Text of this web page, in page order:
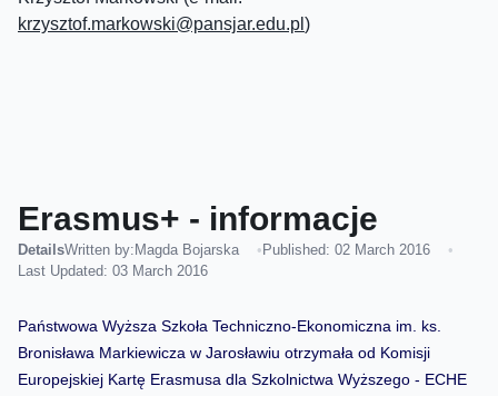
krzysztof.markowski@pansjar.edu.pl )
Erasmus+ - informacje
DetailsWritten by: Magda Bojarska
Published: 02 March 2016
Last Updated: 03 March 2016
Państwowa Wyższa Szkoła Techniczno-Ekonomiczna im. ks.
Bronisława Markiewicza w Jarosławiu otrzymała od Komisji
Europejskiej Kartę Erasmusa dla Szkolnictwa Wyższego - ECHE